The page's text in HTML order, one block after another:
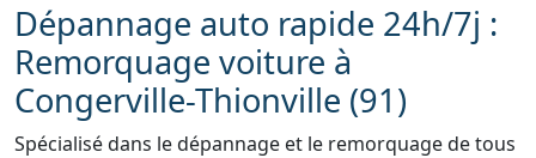
Dépannage auto rapide 24h/7j :
Remorquage voiture à
Congerville-Thionville (91)
Spécialisé dans le dépannage et le remorquage de tous